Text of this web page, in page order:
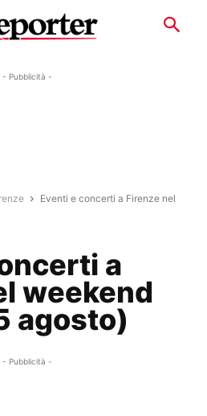
- Pubblicità -
Eventi e concerti a Firenze nel
a
weekend
agosto)
- Pubblicità -